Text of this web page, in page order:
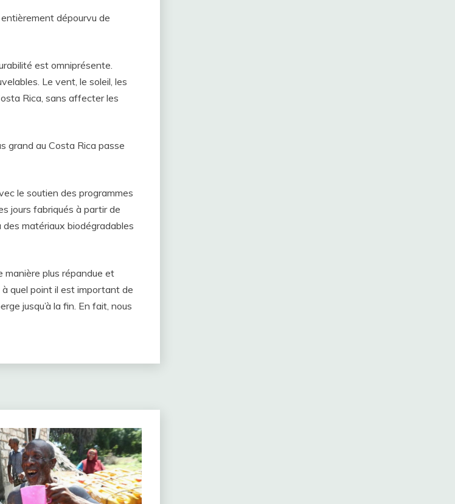
dépourvu de
est omniprésente.
Le vent, le soleil, les
Rica, sans affecter les
grand au Costa Rica passe
le soutien des programmes
jours fabriqués à partir de
matériaux biodégradables
manière plus répandue et
à quel point il est important de
jusqu’à la fin. En fait, nous